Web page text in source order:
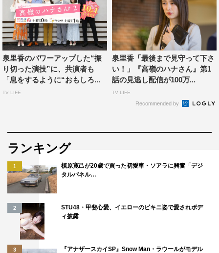
委員会2021
泉里香のパワーアップした“振
り切った演技”に、共演者も
「息をするように“おもしろ...
TV LIFE
泉里香「最後まで見守って下さ
い！」『高嶺のハナさん』第1
話の見逃し配信が100万...
TV LIFE
Recommended by
ランキング
1
槙原寛己が20歳で買った初愛車・ソアラに興奮「デジ
タルパネル…
2
STU48・甲斐心愛、イエローのビキニ姿で愛されボデ
ィ披露
3
『アナザースカイSP』Snow Man・ラウールがモデル